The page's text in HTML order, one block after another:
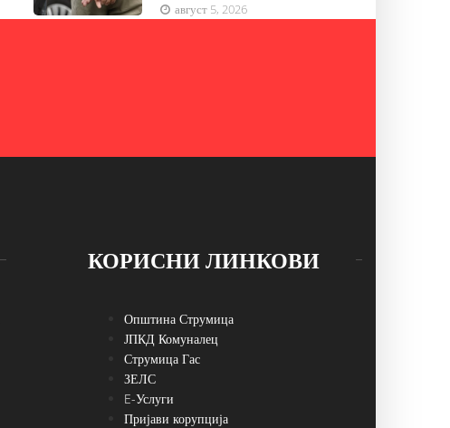
август 5, 2026
КОРИСНИ ЛИНКОВИ
Општина Струмица
ЈПКД Комуналец
Струмица Гас
ЗЕЛС
E-Услуги
Пријави корупција